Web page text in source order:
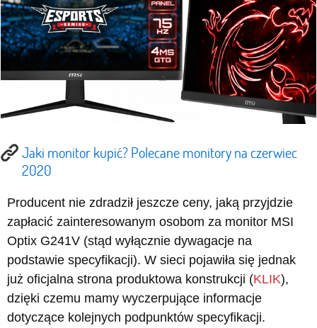
Jaki monitor kupić? Polecane monitory na czerwiec
2020
Producent nie zdradził jeszcze ceny, jaką przyjdzie
zapłacić zainteresowanym osobom za monitor MSI
Optix G241V (stąd wyłącznie dywagacje na
podstawie specyfikacji). W sieci pojawiła się jednak
już oficjalna strona produktowa konstrukcji (KLIK),
dzięki czemu mamy wyczerpujące informacje
dotyczące kolejnych podpunktów specyfikacji.